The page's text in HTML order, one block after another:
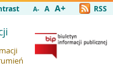
A- A A+ RSS